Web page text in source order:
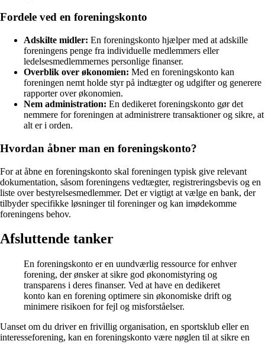
Fordele ved en foreningskonto
Adskilte midler: En foreningskonto hjælper med at adskille
foreningens penge fra individuelle medlemmers eller
ledelsesmedlemmernes personlige finanser.
Overblik over økonomien: Med en foreningskonto kan
foreningen nemt holde styr på indtægter og udgifter og generere
rapporter over økonomien.
Nem administration: En dedikeret foreningskonto gør det
nemmere for foreningen at administrere transaktioner og sikre, at
alt er i orden.
Hvordan åbner man en foreningskonto?
For at åbne en foreningskonto skal foreningen typisk give relevant
dokumentation, såsom foreningens vedtægter, registreringsbevis og en
liste over bestyrelsesmedlemmer. Det er vigtigt at vælge en bank, der
tilbyder specifikke løsninger til foreninger og kan imødekomme
foreningens behov.
Afsluttende tanker
En foreningskonto er en uundværlig ressource for enhver
forening, der ønsker at sikre god økonomistyring og
transparens i deres finanser. Ved at have en dedikeret
konto kan en forening optimere sin økonomiske drift og
minimere risikoen for fejl og misforståelser.
Uanset om du driver en frivillig organisation, en sportsklub eller en
interesseforening, kan en foreningskonto være nøglen til at sikre en